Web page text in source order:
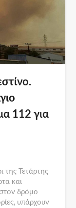
112 για
της Τετάρτης
και
δρόμο
υπάρχουν